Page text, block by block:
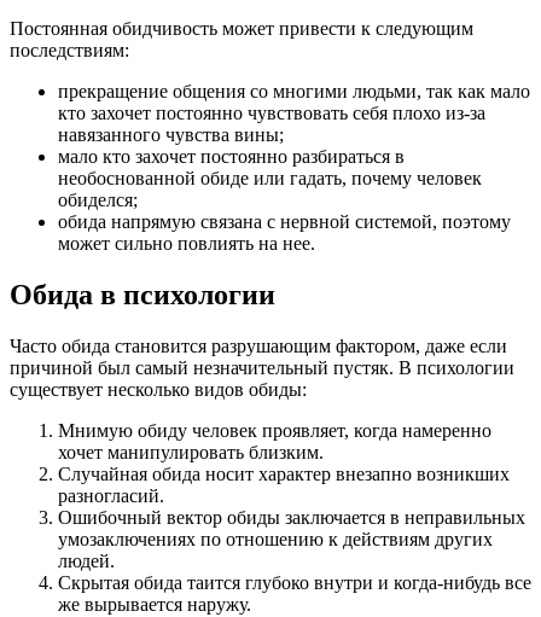
Постоянная обидчивость может привести к следующим
последствиям:
прекращение общения со многими людьми, так как мало
кто захочет постоянно чувствовать себя плохо из-за
навязанного чувства вины;
мало кто захочет постоянно разбираться в
необоснованной обиде или гадать, почему человек
обиделся;
обида напрямую связана с нервной системой, поэтому
может сильно повлиять на нее.
Обида в психологии
Часто обида становится разрушающим фактором, даже если
причиной был самый незначительный пустяк. В психологии
существует несколько видов обиды:
Мнимую обиду человек проявляет, когда намеренно
хочет манипулировать близким.
Случайная обида носит характер внезапно возникших
разногласий.
Ошибочный вектор обиды заключается в неправильных
умозаключениях по отношению к действиям других
людей.
Скрытая обида таится глубоко внутри и когда-нибудь все
же вырывается наружу.